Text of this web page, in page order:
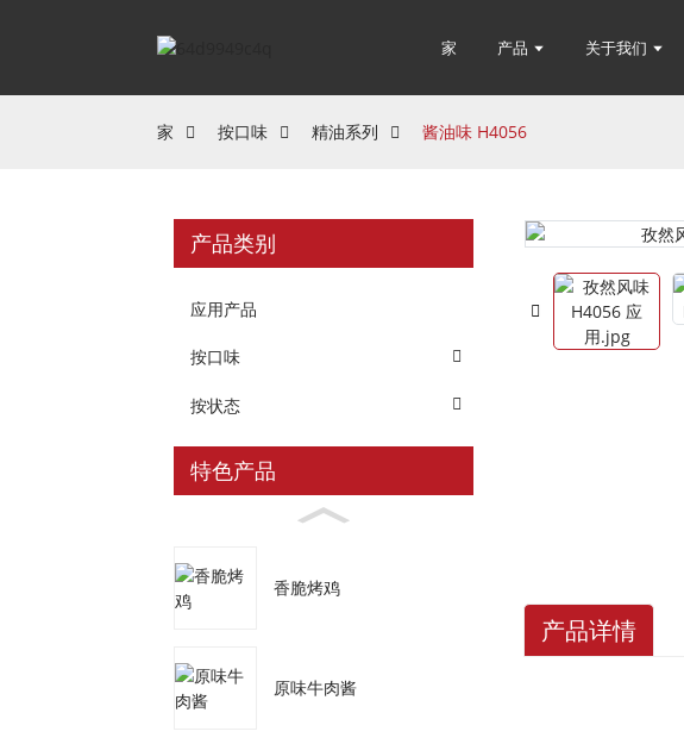
家 产品 关于我们
家 按口味 精油系列 酱油味 H4056
产品类别
应用产品
按口味
按状态
特色产品
香脆烤鸡
原味牛肉酱
产品详情